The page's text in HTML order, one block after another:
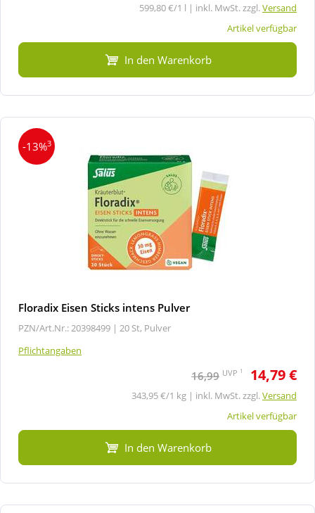
599,80 €/1 l | inkl. MwSt. zzgl.Versand
Artikel verfügbar
In den Warenkorb
-13%3
Floradix Eisen Sticks intens Pulver
PZN/Art.Nr.: 20398499 | 20 St, Pulver
Pflichtangaben
16,99 UVP 1 14,79 €
343,95 €/1 kg | inkl. MwSt. zzgl.Versand
Artikel verfügbar
In den Warenkorb